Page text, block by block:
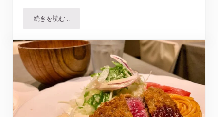
続きを読む…らーめん会神戸本店で豚鶏節ラーメン…実際どうだった？